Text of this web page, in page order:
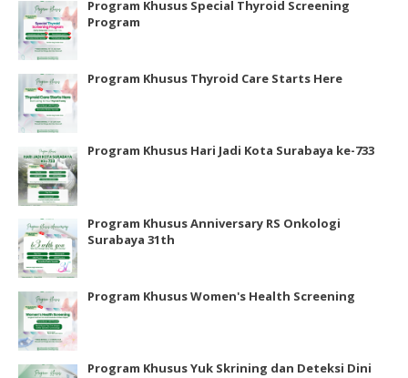
Program Khusus Special Thyroid Screening
Program
Program Khusus Thyroid Care Starts Here
Program Khusus Hari Jadi Kota Surabaya ke-733
Program Khusus Anniversary RS Onkologi
Surabaya 31th
Program Khusus Women's Health Screening
Program Khusus Yuk Skrining dan Deteksi Dini